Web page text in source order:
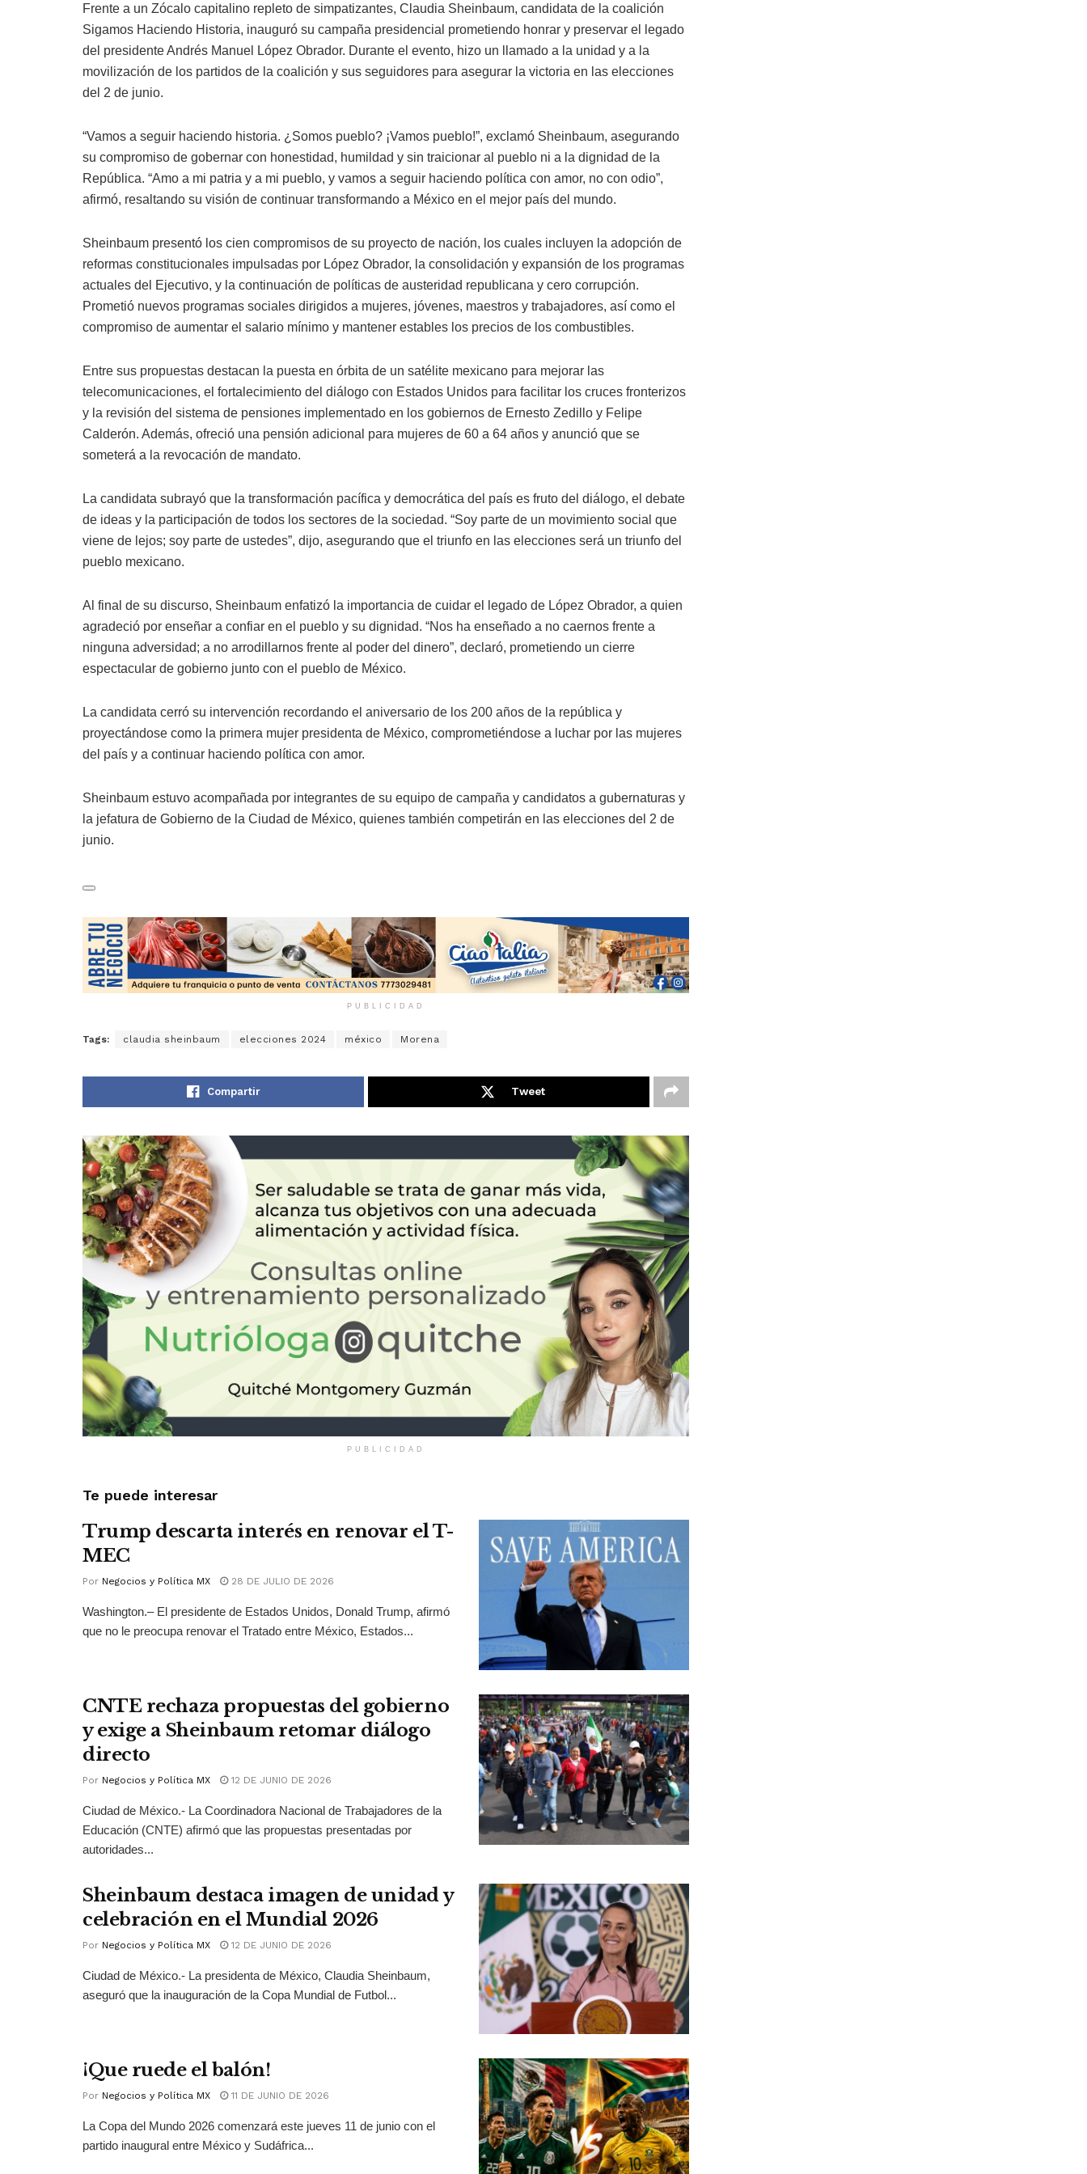
Frente a un Zócalo capitalino repleto de simpatizantes, Claudia Sheinbaum, candidata de la coalición
Sigamos Haciendo Historia, inauguró su campaña presidencial prometiendo honrar y preservar el legado
del presidente Andrés Manuel López Obrador. Durante el evento, hizo un llamado a la unidad y a la
movilización de los partidos de la coalición y sus seguidores para asegurar la victoria en las elecciones
del 2 de junio.
“Vamos a seguir haciendo historia. ¿Somos pueblo? ¡Vamos pueblo!”, exclamó Sheinbaum, asegurando
su compromiso de gobernar con honestidad, humildad y sin traicionar al pueblo ni a la dignidad de la
República. “Amo a mi patria y a mi pueblo, y vamos a seguir haciendo política con amor, no con odio”,
afirmó, resaltando su visión de continuar transformando a México en el mejor país del mundo.
Sheinbaum presentó los cien compromisos de su proyecto de nación, los cuales incluyen la adopción de
reformas constitucionales impulsadas por López Obrador, la consolidación y expansión de los programas
actuales del Ejecutivo, y la continuación de políticas de austeridad republicana y cero corrupción.
Prometió nuevos programas sociales dirigidos a mujeres, jóvenes, maestros y trabajadores, así como el
compromiso de aumentar el salario mínimo y mantener estables los precios de los combustibles.
Entre sus propuestas destacan la puesta en órbita de un satélite mexicano para mejorar las
telecomunicaciones, el fortalecimiento del diálogo con Estados Unidos para facilitar los cruces fronterizos
y la revisión del sistema de pensiones implementado en los gobiernos de Ernesto Zedillo y Felipe
Calderón. Además, ofreció una pensión adicional para mujeres de 60 a 64 años y anunció que se
someterá a la revocación de mandato.
La candidata subrayó que la transformación pacífica y democrática del país es fruto del diálogo, el debate
de ideas y la participación de todos los sectores de la sociedad. “Soy parte de un movimiento social que
viene de lejos; soy parte de ustedes”, dijo, asegurando que el triunfo en las elecciones será un triunfo del
pueblo mexicano.
Al final de su discurso, Sheinbaum enfatizó la importancia de cuidar el legado de López Obrador, a quien
agradeció por enseñar a confiar en el pueblo y su dignidad. “Nos ha enseñado a no caernos frente a
ninguna adversidad; a no arrodillarnos frente al poder del dinero”, declaró, prometiendo un cierre
espectacular de gobierno junto con el pueblo de México.
La candidata cerró su intervención recordando el aniversario de los 200 años de la república y
proyectándose como la primera mujer presidenta de México, comprometiéndose a luchar por las mujeres
del país y a continuar haciendo política con amor.
Sheinbaum estuvo acompañada por integrantes de su equipo de campaña y candidatos a gubernaturas y
la jefatura de Gobierno de la Ciudad de México, quienes también competirán en las elecciones del 2 de
junio.
PUBLICIDAD
Tags: claudia sheinbaum elecciones 2024 méxico Morena
Compartir Tweet
PUBLICIDAD
Te puede interesar
Trump descarta interés en renovar el T-
MEC
Por Negocios y Política MX 28 DE JULIO DE 2026
Washington.– El presidente de Estados Unidos, Donald Trump, afirmó
que no le preocupa renovar el Tratado entre México, Estados...
CNTE rechaza propuestas del gobierno
y exige a Sheinbaum retomar diálogo
directo
Por Negocios y Política MX 12 DE JUNIO DE 2026
Ciudad de México.- La Coordinadora Nacional de Trabajadores de la
Educación (CNTE) afirmó que las propuestas presentadas por
autoridades...
Sheinbaum destaca imagen de unidad y
celebración en el Mundial 2026
Por Negocios y Política MX 12 DE JUNIO DE 2026
Ciudad de México.- La presidenta de México, Claudia Sheinbaum,
aseguró que la inauguración de la Copa Mundial de Futbol...
¡Que ruede el balón!
Por Negocios y Política MX 11 DE JUNIO DE 2026
La Copa del Mundo 2026 comenzará este jueves 11 de junio con el
partido inaugural entre México y Sudáfrica...